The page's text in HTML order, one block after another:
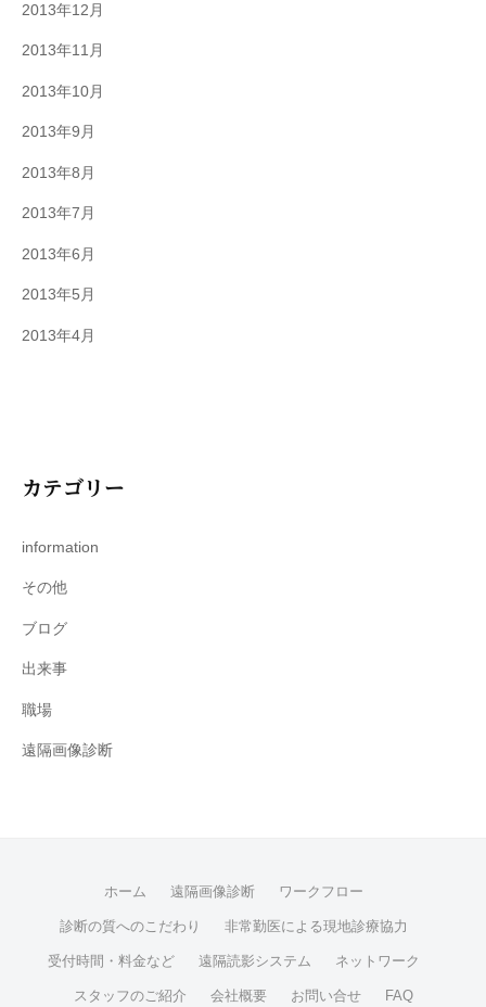
2013年12月
2013年11月
2013年10月
2013年9月
2013年8月
2013年7月
2013年6月
2013年5月
2013年4月
カテゴリー
information
その他
ブログ
出来事
職場
遠隔画像診断
ホーム 遠隔画像診断 ワークフロー
診断の質へのこだわり 非常勤医による現地診療協力
受付時間・料金など 遠隔読影システム ネットワーク
スタッフのご紹介 会社概要 お問い合せ FAQ